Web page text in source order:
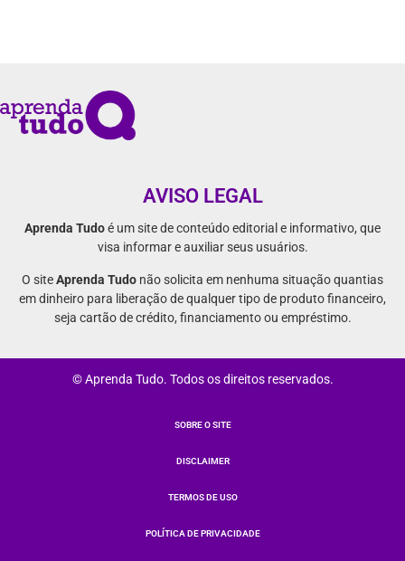
AVISO LEGAL
Aprenda Tudoé um site de conteúdo editorial e informativo, que
visa informar e auxiliar seus usuários.
O siteAprenda Tudo não solicita em nenhuma situação quantias
em dinheiro para liberação de qualquer tipo de produto financeiro,
seja cartão de crédito, financiamento ou empréstimo.
© Aprenda Tudo. Todos os direitos reservados.
SOBRE O SITE
DISCLAIMER
TERMOS DE USO
POLÍTICA DE PRIVACIDADE